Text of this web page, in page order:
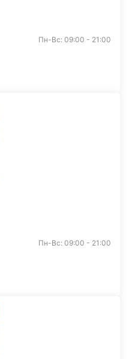
Пн-Вс: 09:00 - 21:00
Пн-Вс: 09:00 - 21:00